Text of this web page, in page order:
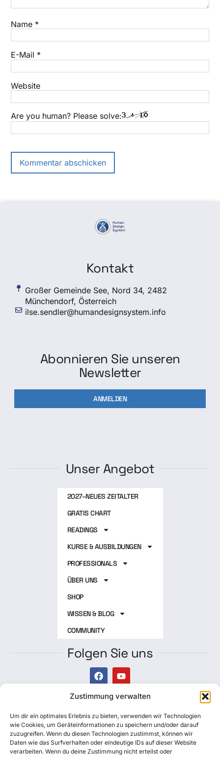
Zustimmung verwalten
Um dir ein optimales Erlebnis zu bieten, verwenden wir Technologien
wie Cookies, um Geräteinformationen zu speichern und/oder darauf
zuzugreifen. Wenn du diesen Technologien zustimmst, können wir
Daten wie das Surfverhalten oder eindeutige IDs auf dieser Website
verarbeiten. Wenn du deine Zustimmung nicht erteilst oder
Name *
E-Mail *
Website
Are you human? Please solve:
Kontakt
Großer Gemeinde See, Nord 34, 2482
Münchendorf, Österreich
ilse.sendler@humandesignsystem.info
Abonnieren Sie unseren
Newsletter
ANMELDEN
Unser Angebot
2027–NEUES ZEITALTER
GRATIS CHART
READINGS
KURSE & AUSBILDUNGEN
PROFESSIONALS
ÜBER UNS
SHOP
WISSEN & BLOG
COMMUNITY
Folgen Sie uns
Datenschutzerklärung
Impressum